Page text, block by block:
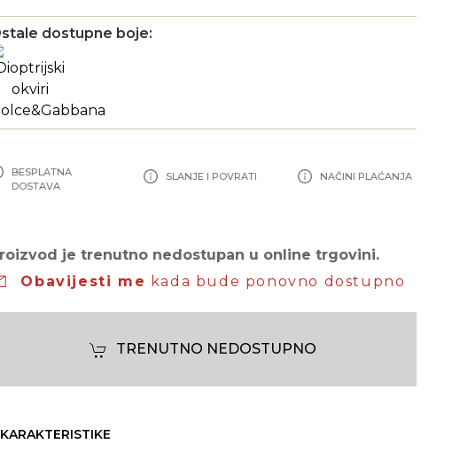
dostupne boje:
BESPLATNA
DOSTAVA
SLANJE I POVRATI NAČINI PLAĆANJA
je trenutno nedostupan u online trgovini.
Obavijesti me kada bude ponovno dostupno
TRENUTNO NEDOSTUPNO
KARAKTERISTIKE